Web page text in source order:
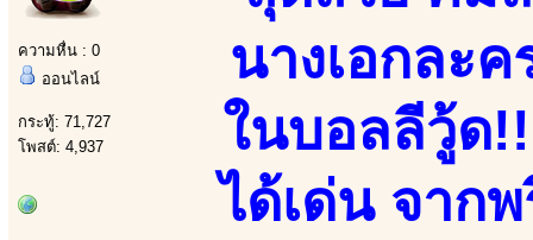
ความหื่น : 0
ออนไลน์
กระทู้: 71,727
โพสต์: 4,937
นางเอกละ
ในบอลลีวู้ด
ได้เด่น จาก